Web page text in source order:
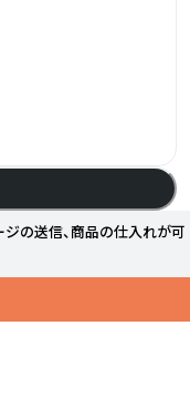
の送信、商品の仕入れが可